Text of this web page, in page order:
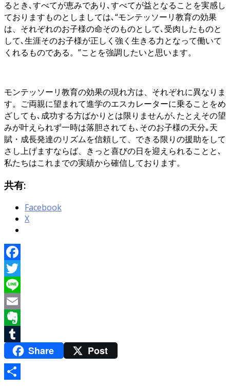
るとき､すべてが恵みであり､すべてが益となることを実感し
ておりますものとしましては､“モンテッソーリ教育の効果
は、それぞれのお子様の命そのものとして､受肉したものと
して､生涯そのお子様が正しく強く生きる力となって働いて
くれるものである。”ことを強調したいと思います。
モンテッソーリ教育の効果の現れ方は、それぞれに異なりま
す。ご両親に望まれて進学のエスカレーターに乗ることをめ
ざしても､成功する方ばかりとは限りませんが､たとえその望
みが叶えられず一時は落胆されても､そのお子様の天分｡天
賦・成長発達のリズムを信頼して、できる限りの援助をして
さし上げますならば、きっと喜びの日を迎えられることと､
私たちはこれまでの実績から確信しております。
共有:
Facebook
X
Facebook
Twitter
Line
Email
Evernote
TumblrShare Post